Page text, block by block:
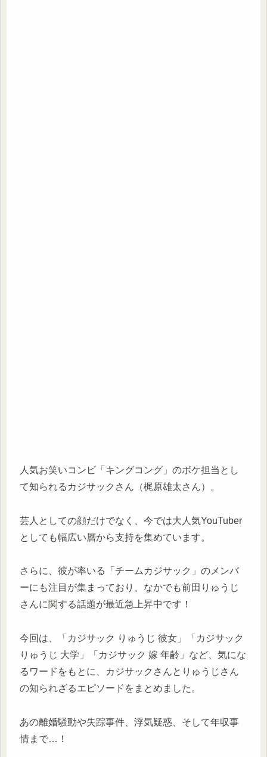
人気お笑いコンビ「キングコング」のボケ担当とし
て知られるカジサックさん（梶原雄太さん）。
芸人としての顔だけでなく、今では大人気YouTuber
としても幅広い層から支持を集めています。
さらに、彼が率いる「チームカジサック」のメンバ
ーにも注目が集まっており、なかでも前田りゅうじ
さんに関する話題が最近急上昇中です！
今回は、「カジサック りゅうじ 彼女」「カジサック
りゅうじ 大学」「カジサック 嫁 年齢」など、気にな
るワードをもとに、カジサックさんとりゅうじさん
の知られざるエピソードをまとめました。
あの離婚騒動や失踪事件、浮気疑惑、そして年収事
情まで…！